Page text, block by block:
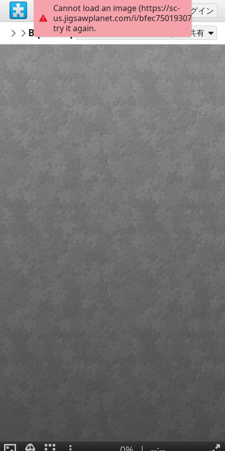
サインアップ ログイン
edikorz
Edyta Korzeniowska
Bądź bezpieczny w Internecie! 12
別のピース数でプレイ 共有
Cannot load an image (https://sc-
us.jigsawplanet.com/i/
try it again.